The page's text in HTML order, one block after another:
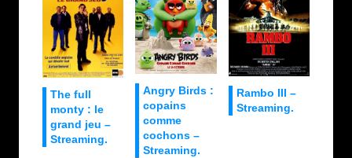
The full
monty : le
grand jeu –
Streaming.
Angry Birds :
copains
comme
cochons –
Streaming.
Rambo III –
Streaming.